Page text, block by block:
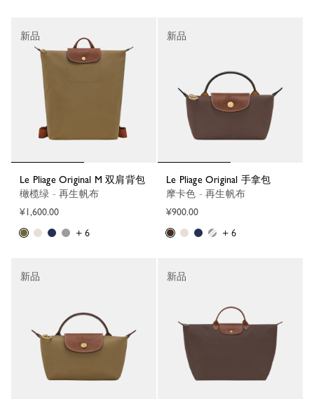
Le Pliage Original M 双肩背包
橄榄绿 - 再生帆布
¥1,600.00
+ 6
新品
Le Pliage Original 手拿包
摩卡色 - 再生帆布
¥900.00
+ 6
新品
新品 新品